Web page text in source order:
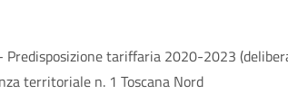
tariffaria 2020-2023
territoriale n. 1 Toscana Nord